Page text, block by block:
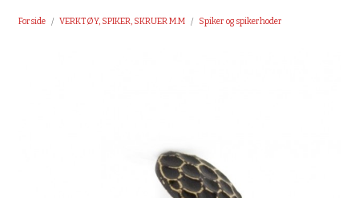
Forside VERKTØY, SPIKER, SKRUER M.M Spiker og spikerhoder